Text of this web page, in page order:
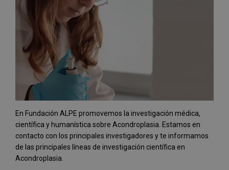
En Fundación ALPE promovemos la investigación médica,
científica y humanística sobre Acondroplasia. Estamos en
contacto con los principales investigadores y te informamos
de las principales líneas de investigación científica en
Acondroplasia.